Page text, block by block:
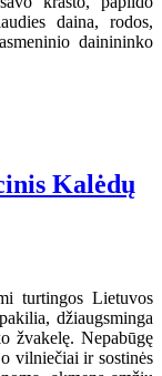
daina, rodos,
dainininko
Kalėdų
turtingos Lietuvos
džiaugsminga
žvakelę. Nepabūgę
vilniečiai ir sostinės